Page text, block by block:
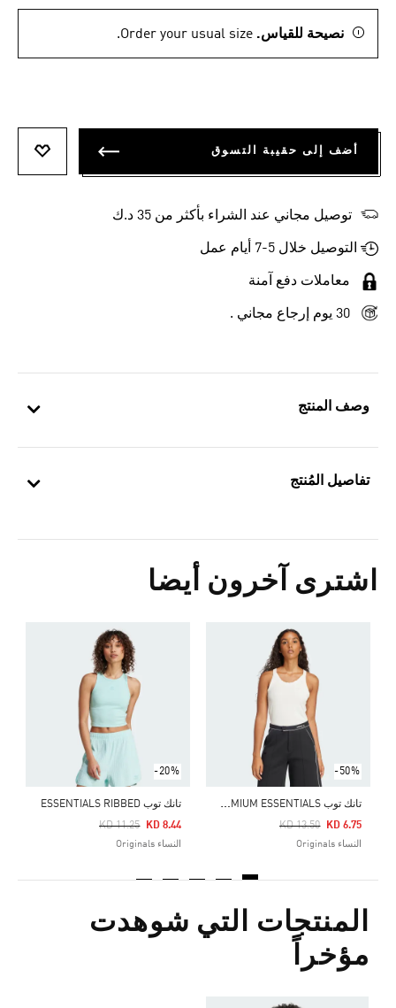
وصف المنتج
تفاصيل المُنتج
اشترى آخرون أيضا
-50%
ت
انك توب PREMIUM ESSENTIALS
Price Reduced From
KD 13.50
To KD 6.75
النساء Originals
-20%
تانك توب ESSENTIALS RIBBED
Price Reduced From
KD 11.25
To KD 8.44
النساء Originals
Price Reduced From
المنتجات التي شوهدت
مؤخراً
نصيحة للقياس. Order your usual size.
أضف إلى حقيبة التسوق
توصيل مجاني عند الشراء بأكثر من 35 د.ك
التوصيل خلال 5-7 أيام عمل
معاملات دفع آمنة